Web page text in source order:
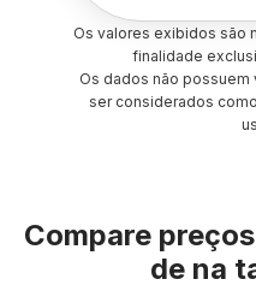
Os valores exibidos são
finalidade
Os dados não
ser considerados
Compare
de na